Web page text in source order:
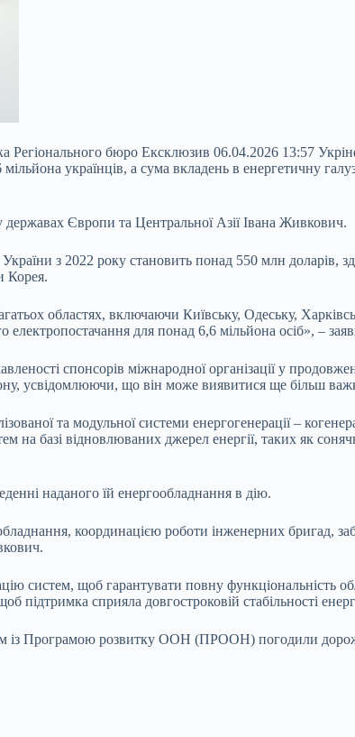
бюро Ексклюзив 06.04.2026 13:57
українців, а сума вкладень в енергетичну
Європи та Центральної Азії Івана Живкович.
з 2022 року становить понад 550 млн доларів,
Корея.
областях, включаючи Київську, Одеську,
для понад 6,6 мільйона осіб», –
спонсорів міжнародної організації у
усвідомлюючи, що він може виявитися ще більш
та модульної системи енергогенерації –
відновлюваних джерел енергії, таких як
наданого їй енергообладнання в дію.
координацією роботи інженерних бригад,
систем, щоб гарантувати повну функціональність
підтримка сприяла довгостроковій стабільності
із Програмою розвитку ООН (ПРООН) погодили